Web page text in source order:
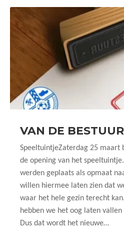
VAN DE
SpeeltuintjeZaterdag 25 maart
de opening van het
werden geplaats als opmaat
willen hiermee laten zien dat
waar het hele gezin terecht
hebben we het oog laten
Dus dat wordt het nieuwe…